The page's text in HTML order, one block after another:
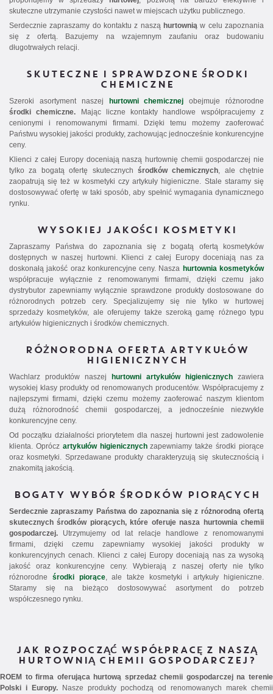
skuteczne utrzymanie czystości nawet w miejscach użytku publicznego.
Serdecznie zapraszamy do kontaktu z naszą hurtownią w celu zapoznania
się z ofertą. Bazujemy na wzajemnym zaufaniu oraz budowaniu
długotrwałych relacji.
SKUTECZNE I SPRAWDZONE ŚRODKI
CHEMICZNE
Szeroki asortyment naszej hurtowni chemicznej obejmuje różnorodne
środki chemiczne.
Mając liczne kontakty handlowe współpracujemy z
cenionymi i renomowanymi firmami. Dzięki temu możemy zaoferować
Państwu wysokiej jakości produkty, zachowując jednocześnie konkurencyjne
ceny.
Klienci z całej Europy doceniają naszą hurtownię chemii gospodarczej nie
tylko za bogatą ofertę skutecznych środków chemicznych, ale chętnie
zaopatrują się też w kosmetyki czy artykuły higieniczne. Stale staramy się
dostosowywać ofertę w taki sposób, aby spełnić wymagania dynamicznego
rynku.
WYSOKIEJ JAKOŚCI KOSMETYKI
Zapraszamy Państwa do zapoznania się z bogatą ofertą kosmetyków
dostępnych w naszej hurtowni. Klienci z całej Europy doceniają nas za
doskonałą jakość oraz konkurencyjne ceny. Nasza hurtownia kosmetyków
współpracuje wyłącznie z renomowanymi firmami, dzięki czemu jako
dystrybutor zapewniamy wyłącznie sprawdzone produkty dostosowane do
różnorodnych potrzeb cery. Specjalizujemy się nie tylko w hurtowej
sprzedaży kosmetyków, ale oferujemy także szeroką gamę różnego typu
artykułów higienicznych i środków chemicznych.
RÓŻNORODNA OFERTA ARTYKUŁÓW
HIGIENICZNYCH
Wachlarz produktów naszej hurtowni artykułów higienicznych zawiera
wysokiej klasy produkty od renomowanych producentów. Współpracujemy z
najlepszymi firmami, dzięki czemu możemy zaoferować naszym klientom
dużą różnorodność chemii gospodarczej, a jednocześnie niezwykle
konkurencyjne ceny.
Od początku działalności priorytetem dla naszej hurtowni jest zadowolenie
klienta. Oprócz artykułów higienicznychzapewniamy także środki piorące
oraz kosmetyki. Sprzedawane produkty charakteryzują się skutecznością i
znakomitą jakością.
BOGATY WYBÓR ŚRODKÓW PIORĄCYCH
Serdecznie zapraszamy Państwa do zapoznania się z różnorodną ofertą
skutecznych środków piorących, które oferuje nasza hurtownia chemii
gospodarczej. Utrzymujemy od lat relacje handlowe z renomowanymi
firmami, dzięki czemu zapewniamy wysokiej jakości produkty w
konkurencyjnych cenach. Klienci z całej Europy doceniają nas za wysoką
jakość oraz konkurencyjne ceny. Wybierają z naszej oferty nie tylko
różnorodne środki piorące, ale także kosmetyki i artykuły higieniczne.
Staramy się na bieżąco dostosowywać asortyment do potrzeb
współczesnego rynku.
JAK ROZPOCZĄĆ WSPÓŁPRACĘ Z NASZĄ
HURTOWNIĄ CHEMII GOSPODARCZEJ?
ROEM to firma oferująca hurtową sprzedaż chemii gospodarczej na terenie
Polski i Europy. Nasze produkty pochodzą od renomowanych marek chemii